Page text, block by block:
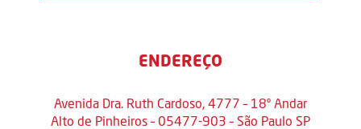
ENDEREÇO
Avenida Dra. Ruth Cardoso, 4777 – 18º Andar
Alto de Pinheiros – 05477-903 – São Paulo SP